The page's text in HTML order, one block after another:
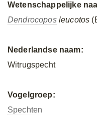
Wetenschappelijke
Dendrocoposleucotos
Nederlandse naam:
Witrugspecht
Vogelgroep:
Spechten